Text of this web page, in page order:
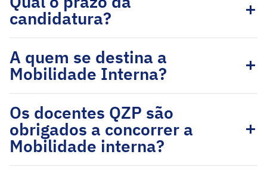
candidatura?
A quem se destina a
Mobilidade Interna?
Os docentes QZP são
obrigados a concorrer a
Mobilidade interna?